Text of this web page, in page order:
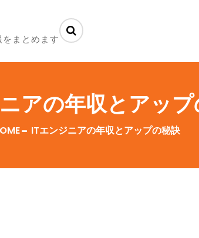
まとめます
アの年収とアッ
ITエンジニアの年収とアップの秘訣